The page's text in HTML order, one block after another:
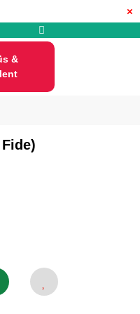
×
&
Fide)